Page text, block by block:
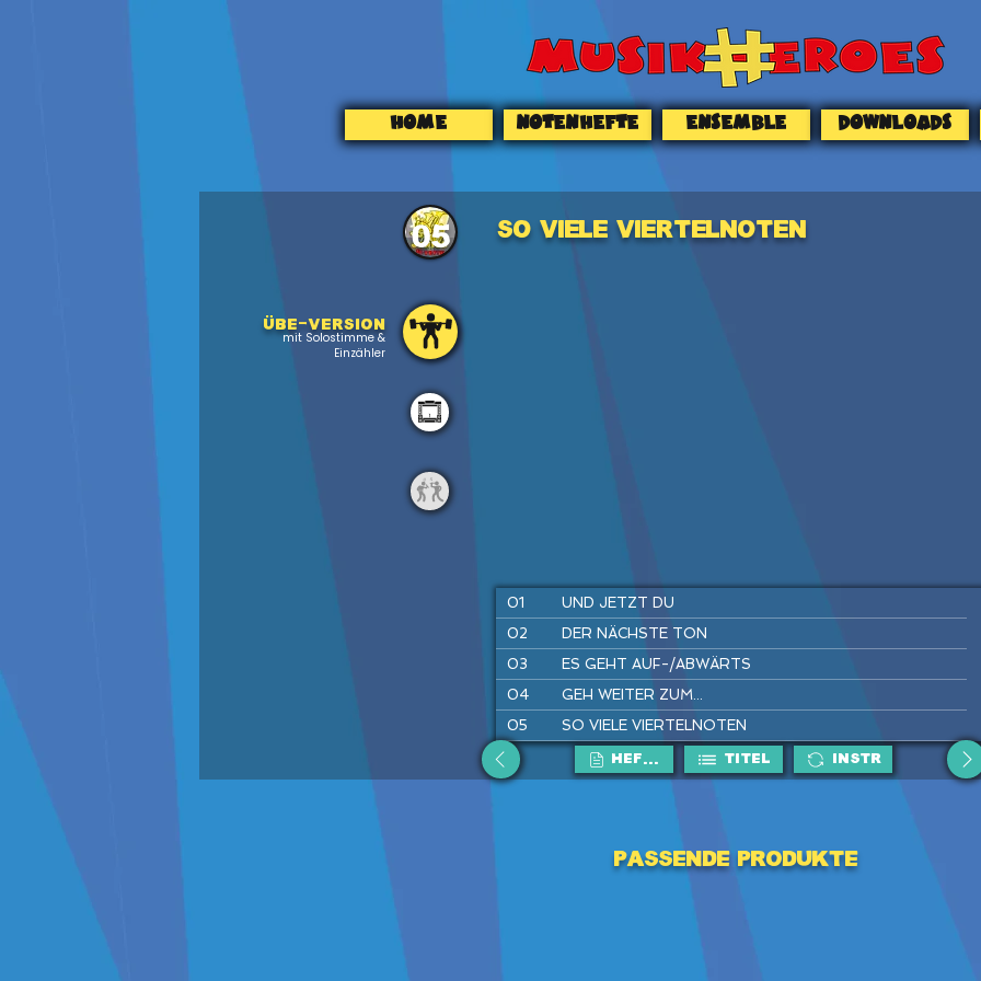
HOME NOTENHEFTE ENSEMBLE DOWNLOADS
05 SO VIELE VIERTELNOTEN
Übe-version
mit Solostimme &
Einzähler
01
UND JETZT DU
02
DER NÄCHSTE TON
03
ES GEHT AUF-/ABWÄRTS
04
GEH WEITER ZUM...
05
SO VIELE VIERTELNOTEN
06
AUF ZU DEN OHRWÜRMERN
07
IST EIN MANN IN' BRUNNEN G'FALLEN
HEFTE Titel Instr
Passende Produkte